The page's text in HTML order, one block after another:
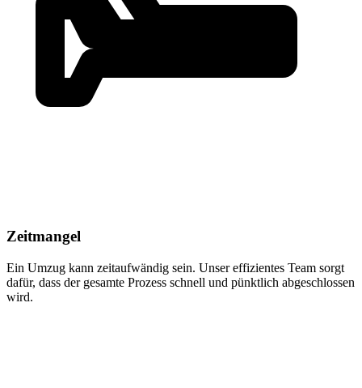
Zeitmangel
Ein Umzug kann zeitaufwändig sein. Unser effizientes Team sorgt
dafür, dass der gesamte Prozess schnell und pünktlich abgeschlossen
wird.